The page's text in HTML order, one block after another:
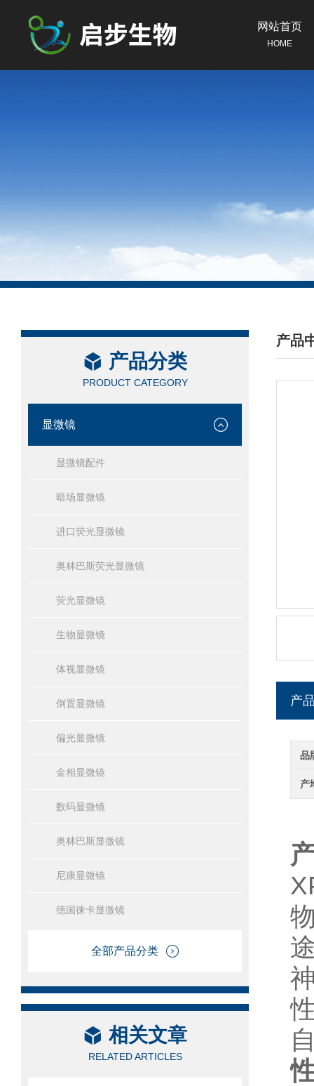
网站首页
HOME
产品分类
PRODUCT CATEGORY
显微镜
显微镜配件
暗场显微镜
进口荧光显微镜
奥林巴斯荧光显微镜
荧光显微镜
生物显微镜
体视显微镜
倒置显微镜
偏光显微镜
金相显微镜
数码显微镜
奥林巴斯显微镜
尼康显微镜
德国徕卡显微镜
全部产品分类
相关文章
RELATED ARTICLES
产品
/
产
品
产